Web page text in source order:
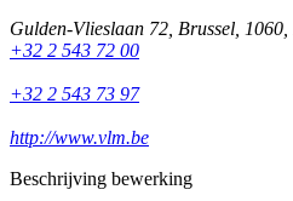
Gulden-Vlieslaan 72 Brussel 1060
+32 2 543 72 00
+32 2 543 73 97
http://www.vlm.be
Beschrijving bewerking